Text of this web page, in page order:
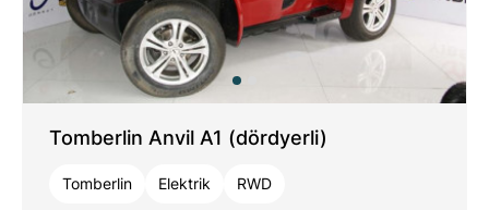
Tomberlin Anvil A1 (dördyerli)
Tomberlin Elektrik RWD